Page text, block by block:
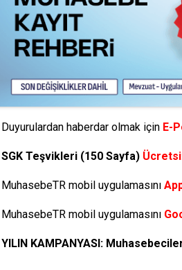
Duyurulardan haberdar olmak için E-
SGK Teşvikleri (150 Sayfa)
MuhasebeTR mobil uygulamasını
MuhasebeTR mobil uygulamasını
YILIN KAMPANYASI: